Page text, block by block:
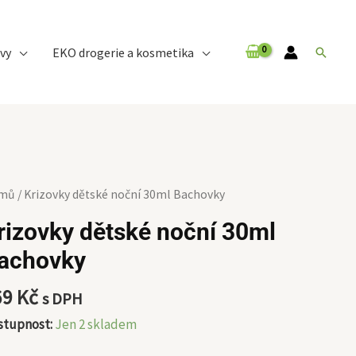
EKO drogerie a kosmetika Hledat
/ Krizovky dětské noční 30ml Bachovky
dětské noční 30ml
Kčs DPH
Jen 2 skladem